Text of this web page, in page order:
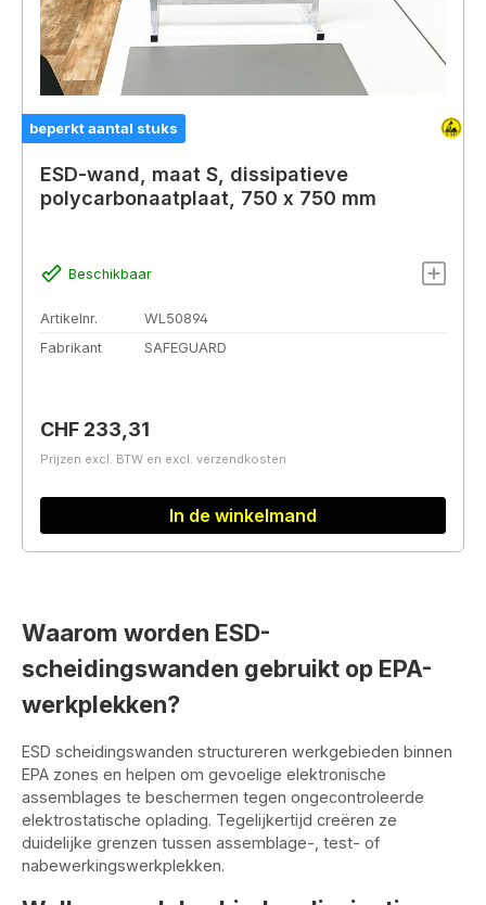
beperkt aantal stuks
ESD-wand, maat S, dissipatieve
polycarbonaatplaat, 750 x 750 mm
Beschikbaar
Artikelnr.
WL50894
Fabrikant
SAFEGUARD
Normale prijs:
CHF 233,31
Prijzen excl. BTW en excl. verzendkosten
In de winkelmand
Waarom worden ESD-
scheidingswanden gebruikt op EPA-
werkplekken?
ESD scheidingswanden structureren werkgebieden binnen
EPA zones en helpen om gevoelige elektronische
assemblages te beschermen tegen ongecontroleerde
elektrostatische oplading. Tegelijkertijd creëren ze
duidelijke grenzen tussen assemblage-, test- of
nabewerkingswerkplekken.